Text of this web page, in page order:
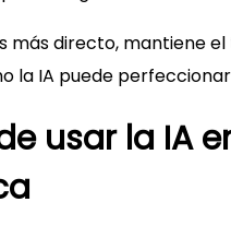
más directo, mantiene
la IA puede
usar la IA